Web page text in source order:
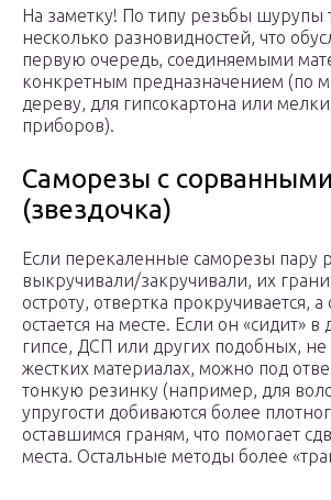
На заметку! По типу резьбы шурупы
несколько разновидностей, что
первую очередь, соединяемыми
конкретным предназначением (по
дереву, для гипсокартона или
приборов).
Саморезы с
(звездочка)
Если перекаленные саморезы пару
выкручивали/закручивали, их
остроту, отвертка прокручивается, а
остается на месте. Если он «сидит» в
гипсе, ДСП или других подобных,
жестких материалах, можно под
тонкую резинку (например, для
упругости добиваются более
оставшимся граням, что помогает
места. Остальные методы более